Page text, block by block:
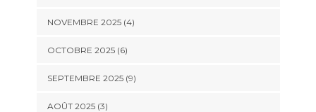
NOVEMBRE 2025 (4)
OCTOBRE 2025 (6)
SEPTEMBRE 2025 (9)
AOÛT 2025 (3)